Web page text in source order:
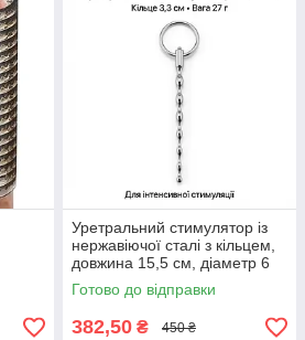
Уретральний стимулятор із
нержавіючої сталі з кільцем,
довжина 15,5 см, діаметр 6
мм
Готово до відправки
382,50 ₴ 450 ₴